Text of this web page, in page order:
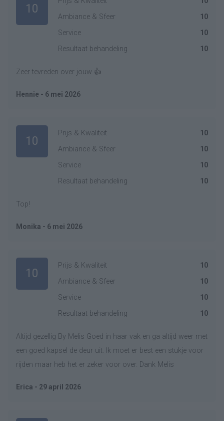
10
Ambiance & Sfeer
10
Service
10
Resultaat behandeling
10
Zeer tevreden over jouw 👍
Hennie - 6 mei 2026
10
Prijs & Kwaliteit
10
Ambiance & Sfeer
10
Service
10
Resultaat behandeling
10
Top!
Monika - 6 mei 2026
10
Prijs & Kwaliteit
10
Ambiance & Sfeer
10
Service
10
Resultaat behandeling
10
Altijd gezellig By Melis Goed in haar vak en ga altijd weer met
een goed kapsel de deur uit. Ik moet er best een stukje voor
rijden maar heb het er zeker voor over. Dank Melis
Erica - 29 april 2026